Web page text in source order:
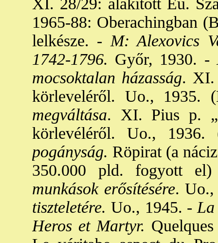
XI. 28/29: alakított Eu.
1965-88: Oberachingban
lelkésze. - M: Alexovics
1742-1796. Győr, 1930. -
mocsoktalan házasság. XI.
körleveléről. Uo., 1935.
megváltása. XI. Pius p.
körlevéléről. Uo.,
pogányság. Röpirat (a
350.000 pld. fogyott
munkások erősítésére. Uo.,
tiszteletére. Uo., 1945. -
Heros et Martyr.